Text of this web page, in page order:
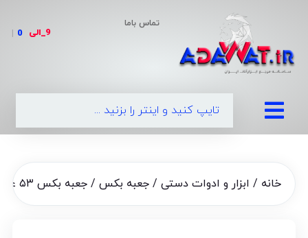
تماس باما
0990
|
خانه / ابزار و ادوات دستی/ جعبه بکس/ جعبه بکس ۵۳ عددی صنعتی باس